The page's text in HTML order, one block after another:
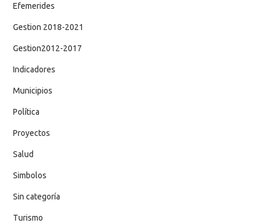
Efemerides
Gestion 2018-2021
Gestion2012-2017
Indicadores
Municipios
Política
Proyectos
Salud
Simbolos
Sin categoría
Turismo